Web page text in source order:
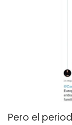
Pero el